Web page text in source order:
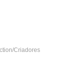
Criadores